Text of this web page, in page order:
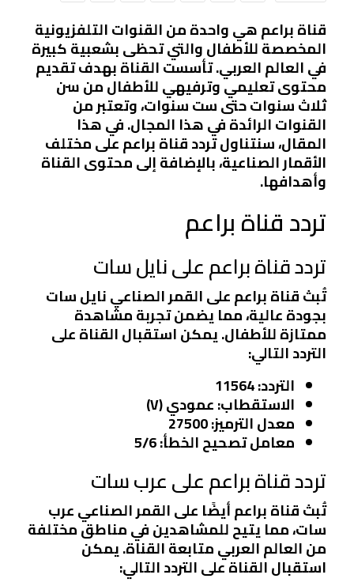
قناة براعم هي واحدة من القنوات التلفزيونية
المخصصة للأطفال والتي تحظى بشعبية كبيرة
في العالم العربي. تأسست القناة بهدف تقديم
محتوى تعليمي وترفيهي للأطفال من سن
ثلاث سنوات حتى ست سنوات، وتعتبر من
القنوات الرائدة في هذا المجال. في هذا
المقال، سنتناول تردد قناة براعم على مختلف
الأقمار الصناعية، بالإضافة إلى محتوى القناة
وأهدافها.
تردد قناة براعم
تردد قناة براعم على نايل سات
تُبث قناة براعم على القمر الصناعي نايل سات
بجودة عالية، مما يضمن تجربة مشاهدة
ممتازة للأطفال. يمكن استقبال القناة على
التردد التالي:
التردد:
الاستقطاب:عمودي (V)
معدل الترميز:
معامل تصحيح الخطأ:
تردد قناة براعم على عرب سات
تُبث قناة براعم أيضًا على القمر الصناعي عرب
سات، مما يتيح للمشاهدين في مناطق مختلفة
من العالم العربي متابعة القناة. يمكن
استقبال القناة على التردد التالي: